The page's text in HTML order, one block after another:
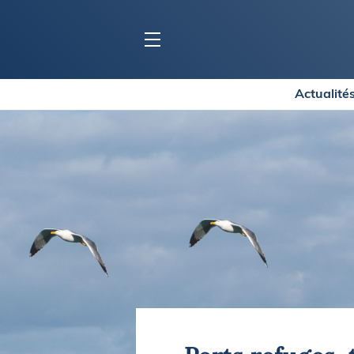
Collection Bloc Marine
Application Bloc Marine